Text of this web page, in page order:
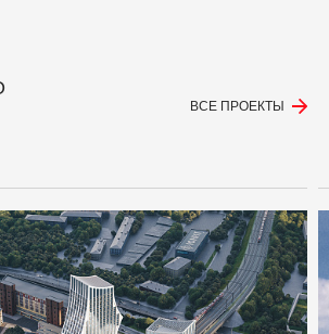
ВСЕ ПРОЕКТЫ